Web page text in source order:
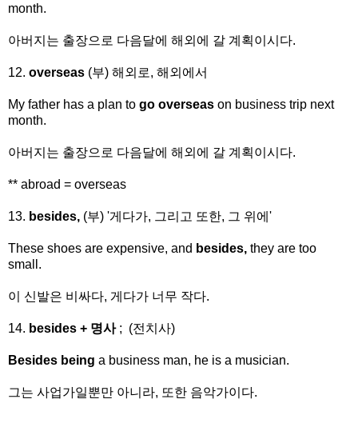
month.
아버지는 출장으로 다음달에 해외에 갈 계획이시다.
12. overseas (부) 해외로, 해외에서
My father has a plan to go overseas on business trip next
month.
아버지는 출장으로 다음달에 해외에 갈 계획이시다.
** abroad = overseas
13. besides, (부) '게다가, 그리고 또한, 그 위에'
These shoes are expensive, and besides, they are too
small.
이 신발은 비싸다, 게다가 너무 작다.
14. besides + 명사; (전치사)
Besides being a business man, he is a musician.
그는 사업가일뿐만 아니라, 또한 음악가이다.